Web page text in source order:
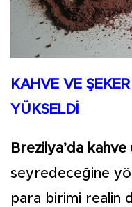
KAHVE VE
YÜKSELDİ
Brezilya’da kahve
seyredeceğine
para birimi realin